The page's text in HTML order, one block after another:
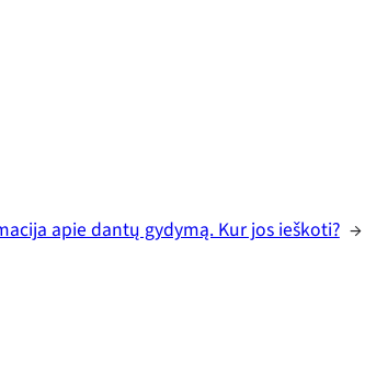
apie dantų gydymą. Kur jos ieškoti? →